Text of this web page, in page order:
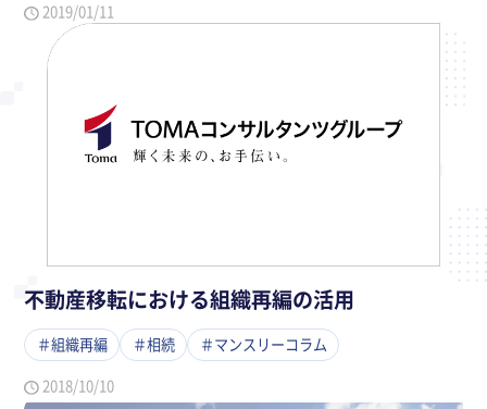
2019/01/11
不動産移転における組織再編の活用
＃組織再編 ＃相続 ＃マンスリーコラム
2018/10/10